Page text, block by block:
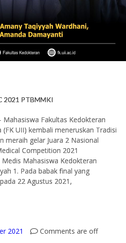
2021 PTBMMKI
Mahasiswa Fakultas Kedokteran
UII) kembali meneruskan Tradisi
meraih gelar Juara 2 Nasional
Competition 2021
Mahasiswa Kedokteran
1. Pada babak final yang
22 Agustus 2021,
2021
Comments are off